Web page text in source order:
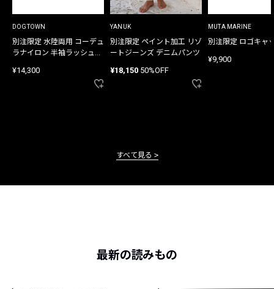
DOGTOWN
別注限定 水陸両用 コーデュ
ラナイロン 半袖ラッシュガ
¥14,300
YANUK
別注限定 ペイント加工 リゾ
ートジーンズ デニムパンツ
¥18,150 50%OFF
MUTA MARINE
別注限定 ロゴキャ
¥9,900
すべて見る
最新の読みもの